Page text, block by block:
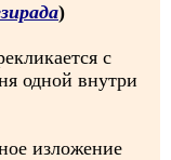
)
с
одной внутри
изложение